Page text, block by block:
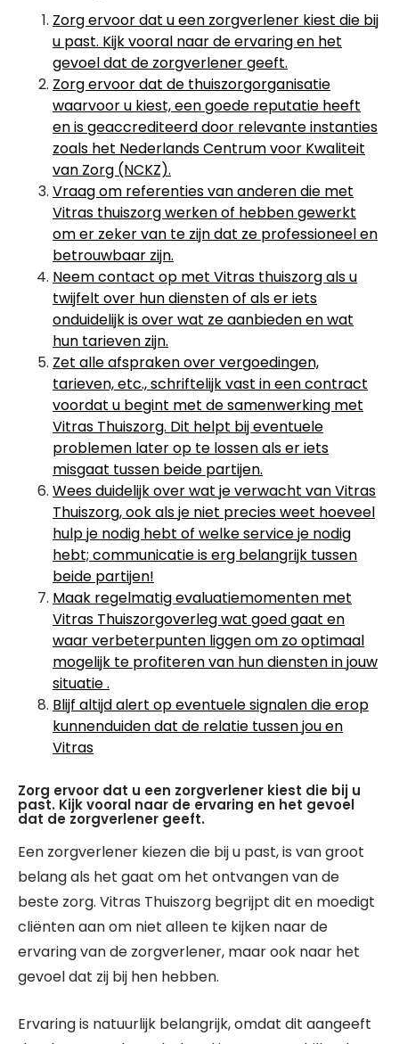
Zorg ervoor dat u een zorgverlener kiest die bij
u past. Kijk vooral naar de ervaring en het
gevoel dat de zorgverlener geeft.
Zorg ervoor dat de thuiszorgorganisatie
waarvoor u kiest, een goede reputatie heeft
en is geaccrediteerd door relevante instanties
zoals het Nederlands Centrum voor Kwaliteit
van Zorg (NCKZ).
Vraag om referenties van anderen die met
Vitras thuiszorg werken of hebben gewerkt
om er zeker van te zijn dat ze professioneel en
betrouwbaar zijn.
Neem contact op met Vitras thuiszorg als u
twijfelt over hun diensten of als er iets
onduidelijk is over wat ze aanbieden en wat
hun tarieven zijn.
Zet alle afspraken over vergoedingen,
tarieven, etc., schriftelijk vast in een contract
voordat u begint met de samenwerking met
Vitras Thuiszorg. Dit helpt bij eventuele
problemen later op te lossen als er iets
misgaat tussen beide partijen.
Wees duidelijk over wat je verwacht van Vitras
Thuiszorg, ook als je niet precies weet hoeveel
hulp je nodig hebt of welke service je nodig
hebt; communicatie is erg belangrijk tussen
beide partijen!
Maak regelmatig evaluatiemomenten met
Vitras Thuiszorgoverleg wat goed gaat en
waar verbeterpunten liggen om zo optimaal
mogelijk te profiteren van hun diensten in jouw
situatie .
Blijf altijd alert op eventuele signalen die erop
kunnenduiden dat de relatie tussen jou en
Vitras
Zorg ervoor dat u een zorgverlener kiest die bij u
past. Kijk vooral naar de ervaring en het gevoel
dat de zorgverlener geeft.
Een zorgverlener kiezen die bij u past, is van groot
belang als het gaat om het ontvangen van de
beste zorg. Vitras Thuiszorg begrijpt dit en moedigt
cliënten aan om niet alleen te kijken naar de
ervaring van de zorgverlener, maar ook naar het
gevoel dat zij bij hen hebben.
Ervaring is natuurlijk belangrijk, omdat dit aangeeft